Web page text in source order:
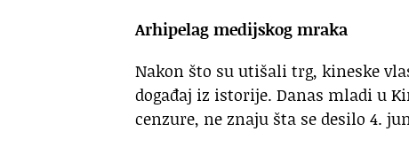
Arhipelag medijskog mraka
Nakon što su utišali trg, kineske
događaj iz istorije. Danas mladi u
cenzure, ne znaju šta se desilo 4.